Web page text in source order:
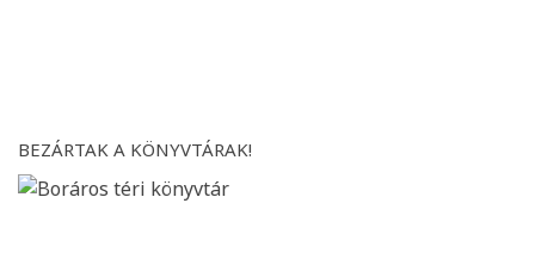
BEZÁRTAK A KÖNYVTÁRAK!